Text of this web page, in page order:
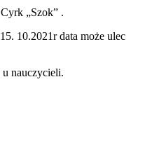
„Szok” .
10.2021r data może ulec
nauczycieli.